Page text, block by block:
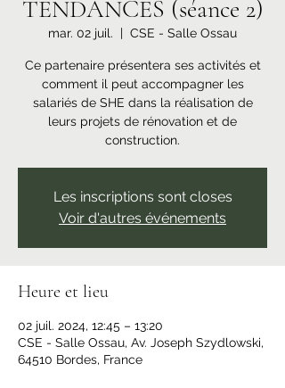
TENDANCES (séance 2)
mar. 02 juil.
  |
CSE - Salle Ossau
Ce partenaire présentera ses activités et
comment il peut accompagner les
salariés de SHE dans la réalisation de
leurs projets de rénovation et de
construction.
Les inscriptions sont closes
Voir d'autres événements
Heure et lieu
02 juil. 2024, 12:45 – 13:20
CSE - Salle Ossau, Av. Joseph Szydlowski,
64510 Bordes, France